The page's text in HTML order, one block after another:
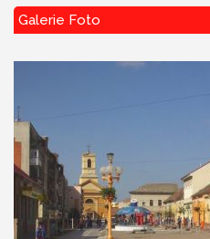
Galerie Foto